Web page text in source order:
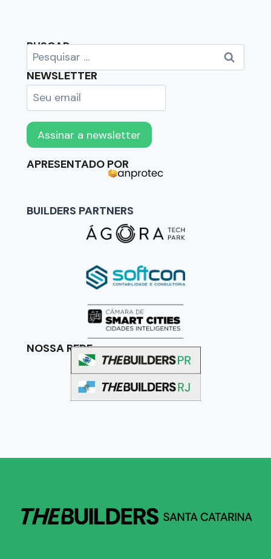
BUSCAR
NEWSLETTER
APRESENTADO POR
BUILDERS PARTNERS
NOSSA REDE